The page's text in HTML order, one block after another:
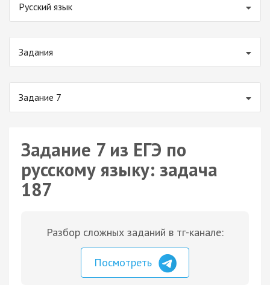
Русский язык
Задания
Задание 7
Задание 7 из ЕГЭ по
русскому языку: задача
187
Разбор сложных заданий в тг-канале:
Посмотреть